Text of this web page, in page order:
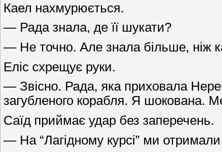
Каел нахмурюється.
— Рада знала, де її шукати?
— Не точно. Але знала більше, ніж
Еліс схрещує руки.
— Звісно. Рада, яка приховала
загубленого корабля. Я шокована.
Саїд приймає удар без заперечень.
— На “Лагідному курсі” ми отримали